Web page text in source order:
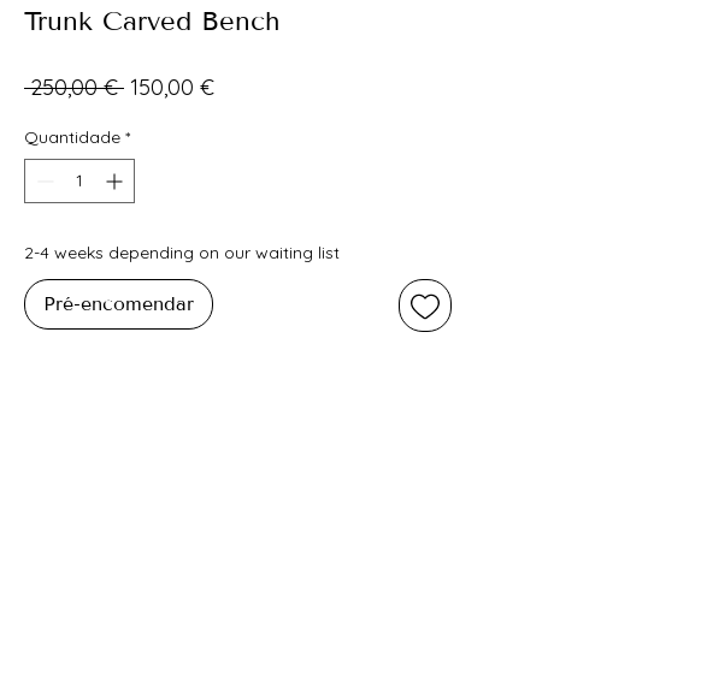
Trunk Carved Bench
250,00 € Preço
150,00 €Preço
Quantidade *
2-4 weeks depending on our waiting list
Pré-encomendar